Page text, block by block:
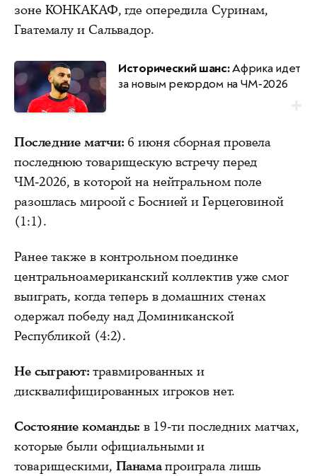
зоне КОНКАКАФ, где опередила Суринам,
Гватемалу и Сальвадор.
Исторический шанс:Африка идет
за новым рекордом на ЧМ‑2026
Последние матчи: 6 июня сборная провела
последнюю товарищескую встречу перед
ЧМ-2026, в которой на нейтральном поле
разошлась мироой с Боснией и Герцеговиной
(1:1).
Ранее также в контрольном поединке
центральноамериканский коллектив уже смог
выиграть, когда теперь в домашних стенах
одержал победу над Доминиканской
Республикой (4:2).
Не сыграют: травмированных и
дисквалифицированных игроков нет.
Состояние команды: в 19-ти последних матчах,
которые были официальными и
товарищескими, Панамапроиграла лишь